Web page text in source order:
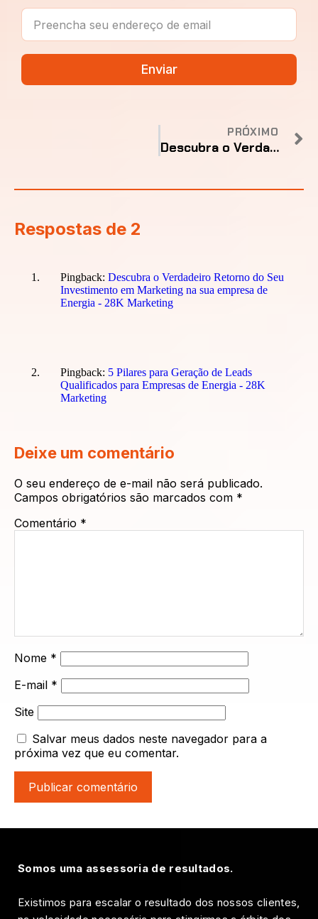
Enviar
PRÓXIMO
Descubra o Verdadeiro Retorno do Seu Investimento em Marketing na sua empresa de Energia
Respostas de 2
Pingback: Descubra o Verdadeiro Retorno do Seu
Investimento em Marketing na sua empresa de
Energia - 28K Marketing
Pingback: 5 Pilares para Geração de Leads
Qualificados para Empresas de Energia - 28K
Marketing
Deixe um comentário
O seu endereço de e-mail não será publicado.
Campos obrigatórios são marcados com *
Comentário *
Nome *
E-mail *
Site
Salvar meus dados neste navegador para a
próxima vez que eu comentar.
Somos uma assessoria de resultados.
Existimos para escalar o resultado dos nossos clientes,